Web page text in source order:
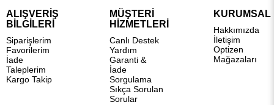
ALIŞVERİŞ
BİLGİLERİ
Siparişlerim
Favorilerim
İade
Taleplerim
Kargo Takip
MÜŞTERİ
HİZMETLERİ
Canlı Destek
Yardım
Garanti &
İade
Sorgulama
Sıkça Sorulan
Sorular
KURUMSAL
Hakkımızda
İletişim
Optizen
Mağazaları